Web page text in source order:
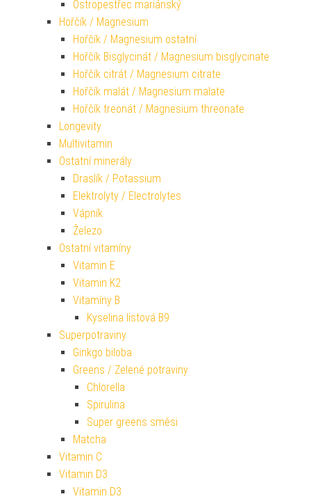
Ostropestřec mariánský
Hořčík / Magnesium
Hořčík / Magnesium ostatní
Hořčík Bisglycinát / Magnesium bisglycinate
Hořčík citrát / Magnesium citrate
Hořčík malát / Magnesium malate
Hořčík treonát / Magnesium threonate
Longevity
Multivitamin
Ostatní minerály
Draslík / Potassium
Elektrolyty / Electrolytes
Vápník
Železo
Ostatní vitamíny
Vitamin E
Vitamin K2
Vitamíny B
Kyselina listová B9
Superpotraviny
Ginkgo biloba
Greens / Zelené potraviny
Chlorella
Spirulina
Super greens směsi
Matcha
Vitamin C
Vitamin D3
Vitamin D3